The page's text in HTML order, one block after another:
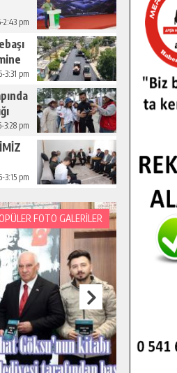
2:43 pm
3:31 pm
3:28 pm
3:15 pm
FOTO GALERİLER